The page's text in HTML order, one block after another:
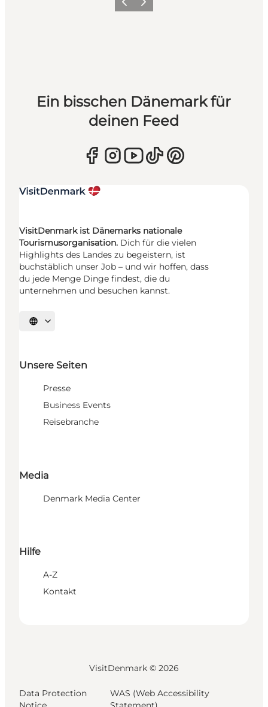
ZurückWeiter
Ein bisschen Dänemark für
deinen Feed
VisitDenmark ist Dänemarks nationale
Tourismusorganisation. Dich für die vielen
Highlights des Landes zu begeistern, ist
buchstäblich unser Job – und wir hoffen, dass
du jede Menge Dinge findest, die du
unternehmen und besuchen kannst.
Sprache auswählen
Unsere Seiten
Presse
Business Events
Reisebranche
Media
Denmark Media Center
Hilfe
A-Z
Kontakt
VisitDenmark © 2026
Data Protection
WAS (Web Accessibility